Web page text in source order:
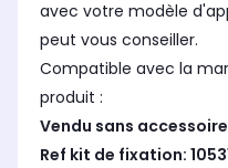
avec votre modèle
peut vous conseiller.
Compatible avec la marque du
produit :
Vendu sans
Ref kit de fixation: